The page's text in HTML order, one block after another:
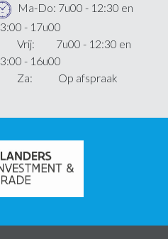
Ma-Do: 7u00 - 12:30 en
- 17u00
Vrij: 7u00 - 12:30 en
- 16u00
Za: Op afspraak